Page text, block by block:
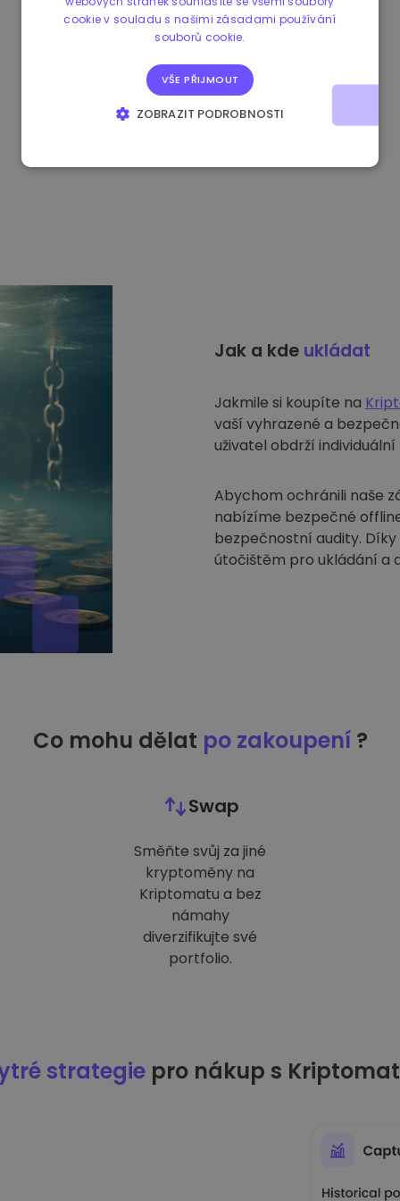
Jak a kde ukládat
Jakmile si koupíte na
vaší vyhrazené a
uživatel obdrží individuální
Abychom ochránili naše
nabízíme bezpečné
bezpečnostní audity.
útočištěm pro ukládání a
Co mohu dělat po zakoupení?
Swap
Směňte svůj za jiné
kryptoměny na
Kriptomatu a bez
námahy
diverzifikujte své
portfolio.
strategiepro nákup s
cookie v souladu s našimi zásadami používání
souborů cookie.
VŠE PŘIJMOUT
ZOBRAZIT PODROBNOSTI